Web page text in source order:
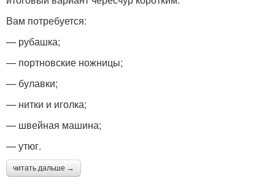
Вам потребуется:
— рубашка;
— портновские ножницы;
— булавки;
— нитки и иголка;
— швейная машина;
— утюг.
читать дальше →